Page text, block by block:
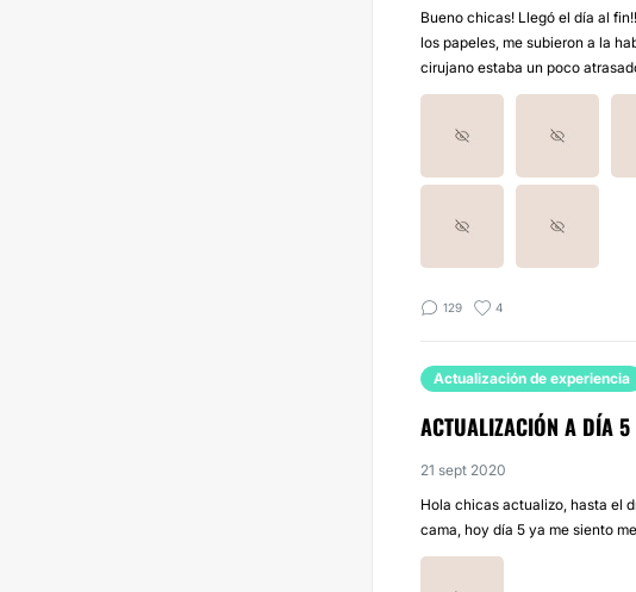
Bueno chicas! Llegó el día al
los papeles, me subieron a la
cirujano estaba un poco
129 4
Actualización de experiencia
ACTUALIZACIÓN A DÍA 5
21 sept 2020
Hola chicas actualizo, hasta el
cama, hoy día 5 ya me siento